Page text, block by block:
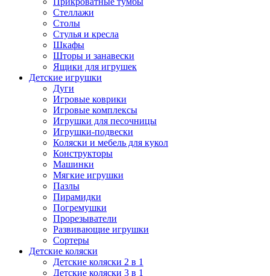
Стеллажи
Столы
Стулья и кресла
Шкафы
Шторы и занавески
Ящики для игрушек
Детские игрушки
Дуги
Игровые коврики
Игровые комплексы
Игрушки для песочницы
Игрушки-подвески
Коляски и мебель для кукол
Конструкторы
Машинки
Мягкие игрушки
Пазлы
Пирамидки
Погремушки
Прорезыватели
Развивающие игрушки
Сортеры
Детские коляски
Детские коляски 2 в 1
Детские коляски 3 в 1